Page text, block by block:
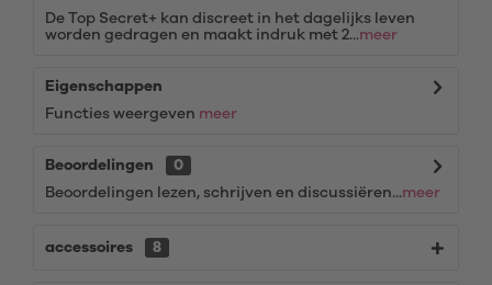
De Top Secret+ kan discreet in het dagelijks leven
worden gedragen en maakt indruk met 2...meer
Eigenschappen
Functies weergeven meer
Beoordelingen
0
Beoordelingen lezen, schrijven en discussiëren...meer
accessoires 8